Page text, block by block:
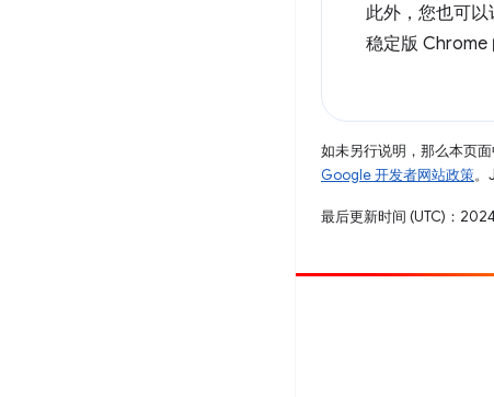
此外，您也可以
稳定版 Chrome
如未另行说明，那么本页
Google 开发者网站政策。
最后更新时间 (UTC)：